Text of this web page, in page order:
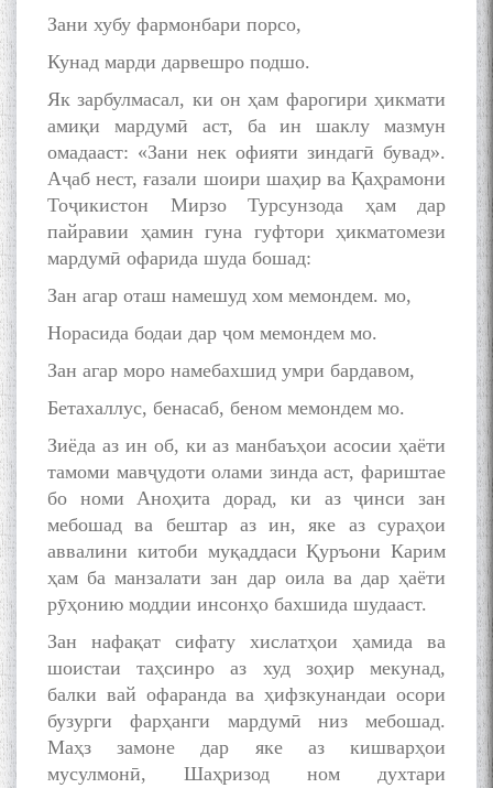
Зани хубу фармонбари порсо,
Кунад марди дарвешро подшо.
Як зарбулмасал, ки он ҳам фарогири ҳикмати
амиқи мардумӣ аст, ба ин шаклу мазмун
омадааст: «Зани нек офияти зиндагӣ бувад».
Аҷаб нест, ғазали шоири шаҳир ва Қаҳрамони
Тоҷикистон Мирзо Турсунзода ҳам дар
пайравии ҳамин гуна гуфтори ҳикматомези
мардумӣ офарида шуда бошад:
Зан агар оташ намешуд хом мемондем. мо,
Норасида бодаи дар ҷом мемондем мо.
Зан агар моро намебахшид умри бардавом,
Бетахаллус, бенасаб, беном мемондем мо.
Зиёда аз ин об, ки аз манбаъҳои асосии ҳаёти
тамоми мавҷудоти олами зинда аст, фариштае
бо номи Аноҳита дорад, ки аз ҷинси зан
мебошад ва бештар аз ин, яке аз сураҳои
аввалини китоби муқаддаси Қуръони Карим
ҳам ба манзалати зан дар оила ва дар ҳаёти
рӯҳонию моддии инсонҳо бахшида шудааст.
Зан нафақат сифату хислатҳои ҳамида ва
шоистаи таҳсинро аз худ зоҳир мекунад,
балки вай офаранда ва ҳифзкунандаи осори
бузурги фарҳанги мардумӣ низ мебошад.
Маҳз замоне дар яке аз кишварҳои
мусулмонӣ, Шаҳризод ном духтари